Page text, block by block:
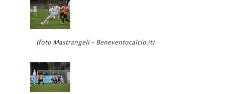
(foto Mastrangeli – Beneventocalcio.it)